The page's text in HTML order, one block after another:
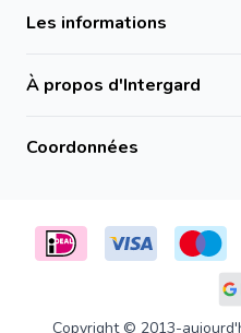
Les informations
À propos d'Intergard
Coordonnées
Copyright © 2013-